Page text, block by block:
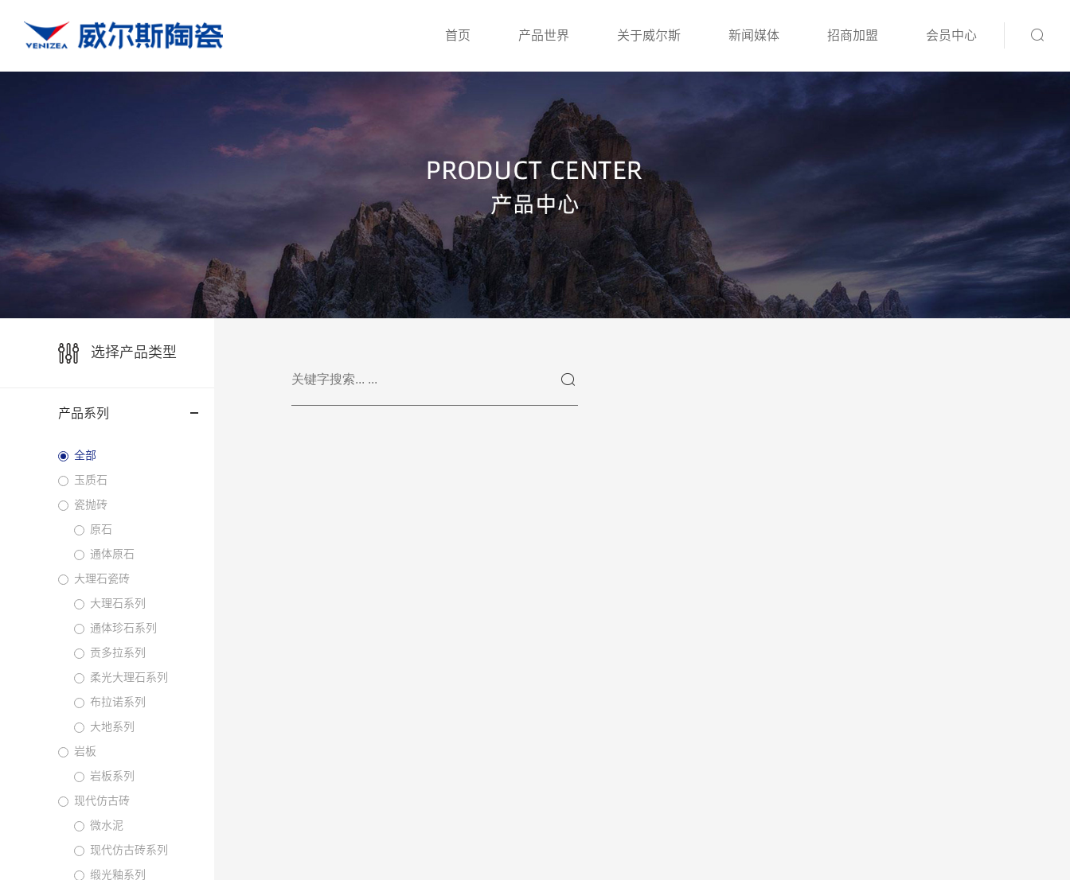
首页 产品世界 关于威尔斯 新闻媒体 招商加盟 会员中心
选择产品类型
产品系列
全部
玉质石
瓷抛砖
原石
通体原石
大理石瓷砖
大理石系列
通体珍石系列
贡多拉系列
柔光大理石系列
布拉诺系列
大地系列
岩板
岩板系列
现代仿古砖
微水泥
现代仿古砖系列
缎光釉系列